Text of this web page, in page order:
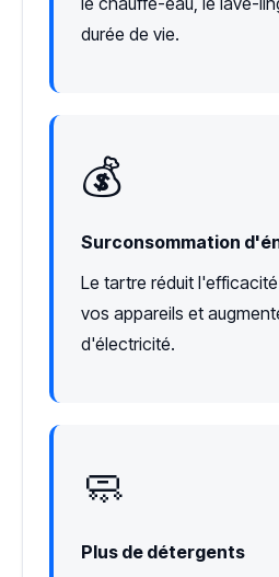
durée de vie.
💰
Surconsommation
Le tartre réduit
vos appareils et
d'électricité.
🧼
Plus de détergents